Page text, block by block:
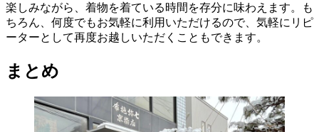
楽しみながら、着物を着ている時間を存分に味わえます。も
ちろん、何度でもお気軽に利用いただけるので、気軽にリピ
ーターとして再度お越しいただくこともできます。
まとめ